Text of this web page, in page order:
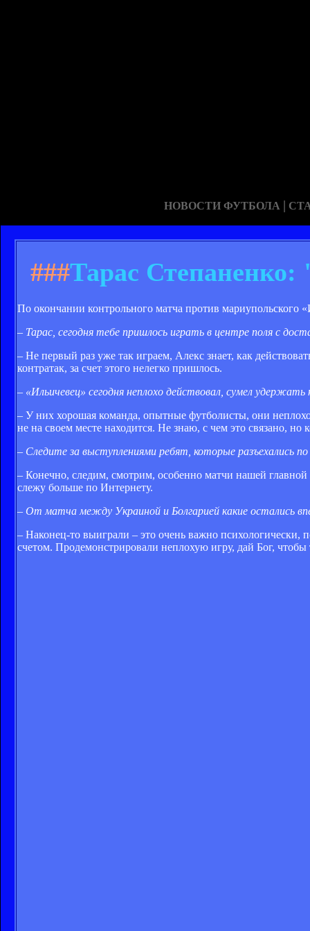
НОВОСТИ ФУТБОЛА |
###Тарас
По окончании контрольного матча против мариупольского
– Тарас, сегодня тебе пришлось играть в центре поля с
– Не первый раз уже так играем, Алекс знает, как
контратак, за счет этого нелегко пришлось.
– «Ильичевец» сегодня неплохо действовал, сумел
– У них хорошая команда, опытные футболисты, они
не на своем месте находится. Не знаю, с чем это связано, но
– Следите за выступлениями ребят, которые разъехались
– Конечно, следим, смотрим, особенно матчи нашей
слежу больше по Интернету.
– От матча между Украиной и Болгарией какие остались
– Наконец-то выиграли – это очень важно психологически,
счетом. Продемонстрировали неплохую игру, дай Бог,